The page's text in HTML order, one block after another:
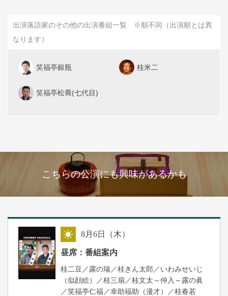
出演落語家のその他の出演番組一覧 ※順不同（出演順とは異
なります）
笑福亭銀瓶 桂米二
笑福亭松喬(七代目)
こちらの公演にも興味があるかも
8月6日（木）
昼席：番組案内
桂二豆／露の瑞／桂きん太郎／いわみせいじ
（似顔絵）／桂三扇／桂文太～仲入～露の眞
／笑福亭仁福／幸助福助（漫才）／桂春若